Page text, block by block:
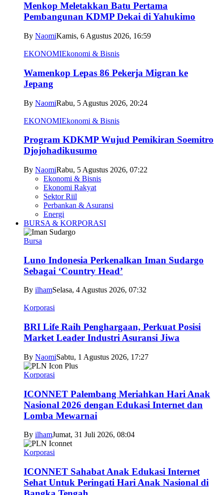
Menkop Meletakkan Batu Pertama
Pembangunan KDMP Dekai di Yahukimo
By NaomiKamis, 6 Agustus 2026, 16:59
EKONOMIEkonomi & Bisnis
Wamenkop Lepas 86 Pekerja Migran ke
Jepang
By NaomiRabu, 5 Agustus 2026, 20:24
EKONOMIEkonomi & Bisnis
Program KDKMP Wujud Pemikiran Soemitro
Djojohadikusumo
By NaomiRabu, 5 Agustus 2026, 07:22
Ekonomi & Bisnis
Ekonomi Rakyat
Sektor Riil
Perbankan & Asuransi
Energi
BURSA & KORPORASI
Bursa
Luno Indonesia Perkenalkan Iman Sudargo
Sebagai ‘Country Head’
By ilhamSelasa, 4 Agustus 2026, 07:32
Korporasi
BRI Life Raih Penghargaan, Perkuat Posisi
Market Leader Industri Asuransi Jiwa
By NaomiSabtu, 1 Agustus 2026, 17:27
Korporasi
ICONNET Palembang Meriahkan Hari Anak
Nasional 2026 dengan Edukasi Internet dan
Lomba Mewarnai
By ilhamJumat, 31 Juli 2026, 08:04
Korporasi
ICONNET Sahabat Anak Edukasi Internet
Sehat Untuk Peringati Hari Anak Nasional di